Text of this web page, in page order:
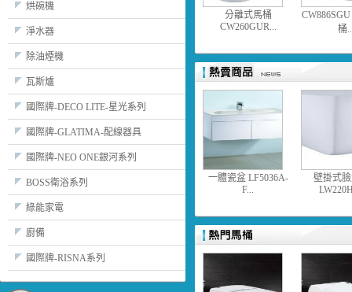
烘碗機
淨水器
除油煙機
瓦斯爐
國際牌-DECO LITE-星光系列
國際牌-GLATIMA-配線器具
國際牌-NEO ONE銀河系列
BOSS衛浴系列
綠能家電
廚備
國際牌-RISNA系列
分離式馬桶
CW260GUR...
桶
一體瓷盆 LF5036A-
F...
壁掛式